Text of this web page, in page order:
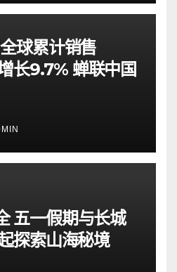
球累计销售
长9.7% 蝉联中国
五一假期与长城
探索山海秘境